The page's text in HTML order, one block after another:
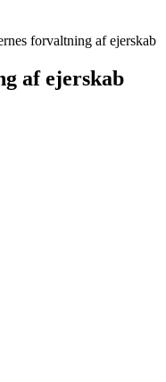
forvaltning af ejerskab
af ejerskab